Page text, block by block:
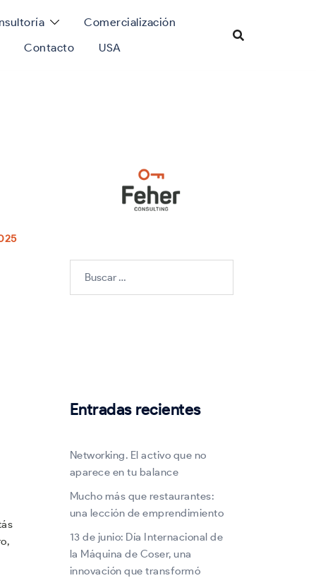
Comercialización
Contacto USA
Entradas recientes
Networking. El activo que no
aparece en tu balance
Mucho más que restaurantes:
una lección de emprendimiento
13 de junio: Día Internacional de
la Máquina de Coser, una
innovación que transformó